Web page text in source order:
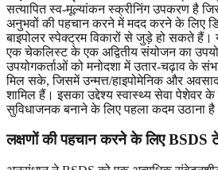
सत्यापित स्व-मूल्यांकन स्क्रीनिंग उपकरण है
अनुभवों की पहचान करने में मदद करने के लिए
बाइपोलर स्पेक्ट्रम विकारों से जुड़े हो सकते
एक चेकलिस्ट के एक अद्वितीय संयोजन का
उपयोगकर्ताओं को मनोदशा में उतार-चढ़ाव के
मिल सके, जिसमें उन्मत्त/हाइपोमेनिक और
शामिल हैं। इसका उद्देश्य स्वास्थ्य सेवा पेशेवर
सुविधाजनक बनाने के लिए पहला कदम उठाना
लक्षणों की पहचान करने के लिए BSDS